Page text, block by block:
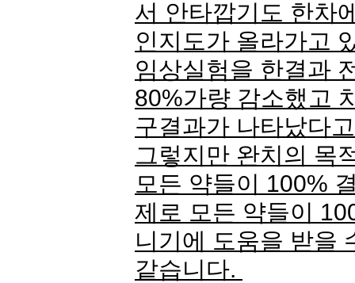
서 안타깝기도 한차
인지도가 올라가고
임상실험을 한결과
80%가량 감소했고
구결과가 나타났다
그렇지만 완치의 목
모든 약들이 100%
제로 모든 약들이
니기에 도움을 받을
같습니다.